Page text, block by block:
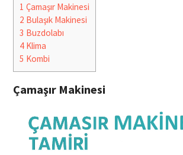
1 Çamaşır Makinesi
2 Bulaşık Makinesi
3 Buzdolabı
4Klima
5 Kombi
Çamaşır Makinesi